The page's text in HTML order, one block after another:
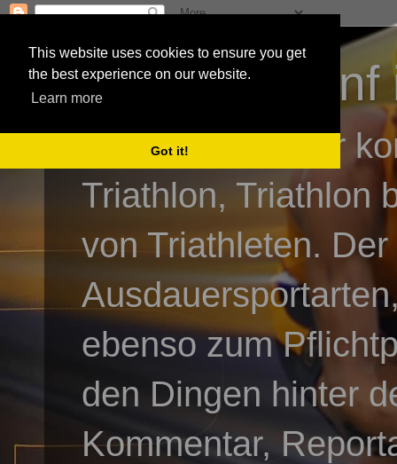
This website uses cookies to ensure you get
the best experience on our website.
Learn more
Got it!
3athlon - #dnf
Kai Baumgartner
Triathlon, Triathlon
von Triathleten.
ebenso zum
den Dingen hinter
Kommentar,